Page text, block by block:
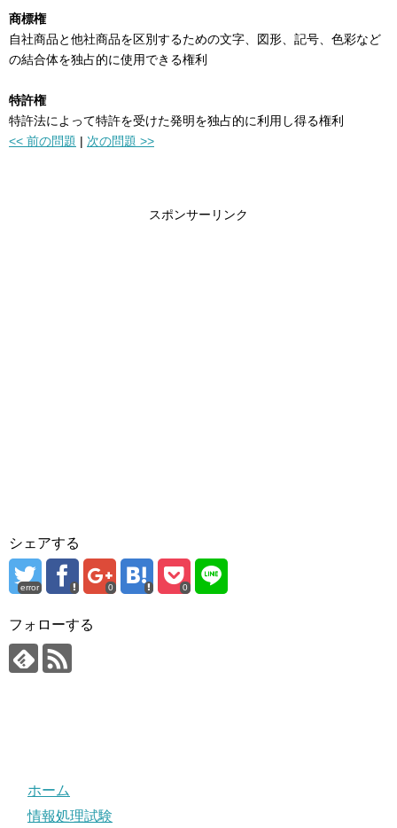
商標権
自社商品と他社商品を区別するための文字、図形、記号、色彩など
の結合体を独占的に使用できる権利
特許権
特許法によって特許を受けた発明を独占的に利用し得る権利
<< 前の問題 | 次の問題 >>
スポンサーリンク
シェアする
error 0 0
フォローする
ホーム
情報処理試験